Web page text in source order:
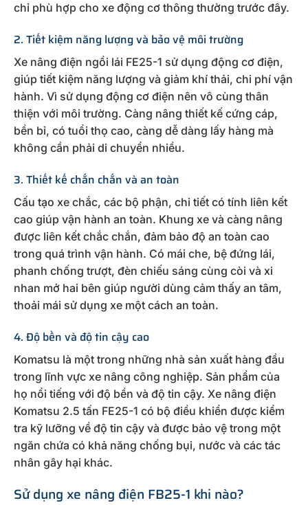
chỉ phù hợp cho xe động cơ thông thường trước đây.
2. Tiết kiệm năng lượng và bảo vệ môi trường
Xe nâng điện ngồi lái FE25-1 sử dụng động cơ điện,
giúp tiết kiệm năng lượng và giảm khí thải, chi phí vận
hành. Vì sử dụng động cơ điện nên vô cùng thân
thiện với môi trường. Càng nâng thiết kế cứng cáp,
bền bỉ, có tuổi thọ cao, càng dễ dàng lấy hàng mà
không cần phải di chuyển nhiều.
3. Thiết kế chắn chắn và an toàn
Cấu tạo xe chắc, các bộ phận, chi tiết có tính liên kết
cao giúp vận hành an toàn. Khung xe và càng nâng
được liên kết chắc chắn, đảm bảo độ an toàn cao
trong quá trình vận hành. Có mái che, bệ đứng lái,
phanh chống trượt, đèn chiếu sáng cùng còi và xi
nhan mở hai bên giúp người dùng cảm thấy an tâm,
thoải mái sử dụng xe một cách an toàn.
4. Độ bền và độ tin cậy cao
Komatsu là một trong những nhà sản xuất hàng đầu
trong lĩnh vực xe nâng công nghiệp. Sản phẩm của
họ nổi tiếng với độ bền và độ tin cậy. Xe nâng điện
Komatsu 2.5 tấn FE25-1 có bộ điều khiển được kiểm
tra kỹ lưỡng về độ tin cậy và được bảo vệ trong một
ngăn chứa có khả năng chống bụi, nước và các tác
nhân gây hại khác.
Sử dụng xe nâng điện FB25-1 khi nào?